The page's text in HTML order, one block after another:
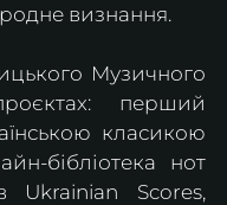
визнання.
Музичного
перший
класикою
бібліотека нот
Ukrainian Scores,